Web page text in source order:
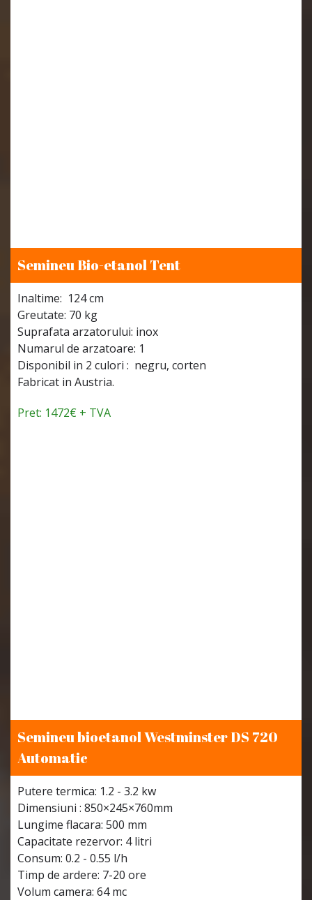
Semineu Bio-etanol Tent
Inaltime: 124 cm
Greutate: 70 kg
Suprafata arzatorului: inox
Numarul de arzatoare: 1
Disponibil in 2 culori : negru, corten
Fabricat in Austria.
Pret: 1472€ + TVA
Semineu bioetanol Westminster DS 720
Automatic
Putere termica: 1.2 - 3.2 kw
Dimensiuni : 850×245×760mm
Lungime flacara: 500 mm
Capacitate rezervor: 4 litri
Consum: 0.2 - 0.55 l/h
Timp de ardere: 7-20 ore
Volum camera: 64 mc